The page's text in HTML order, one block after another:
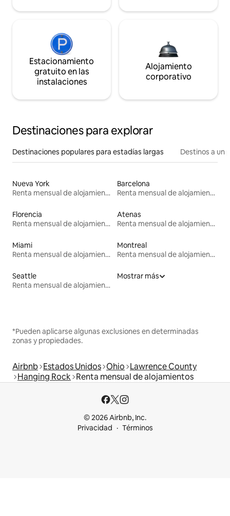
Estacionamiento
gratuito en las
instalaciones
Alojamiento
corporativo
Destinaciones para explorar
Destinaciones populares para estadías largas Destinos a un
Nueva York
Renta mensual de alojamientos
Barcelona
Renta mensual de alojamientos
Florencia
Renta mensual de alojamientos
Atenas
Renta mensual de alojamientos
Miami
Renta mensual de alojamientos
Montreal
Renta mensual de alojamientos
Seattle
Renta mensual de alojamientos
Mostrar más
*Pueden aplicarse algunas exclusiones en determinadas
zonas y propiedades.
Airbnb Estados Unidos Ohio Lawrence County
Hanging Rock Renta mensual de alojamientos
© 2026 Airbnb, Inc.
Privacidad
Términos